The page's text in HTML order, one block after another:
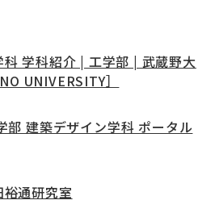
学科紹介 | 工学部 | 武蔵野大
UNIVERSITY］
部 建築デザイン学科 ポータル
通研究室